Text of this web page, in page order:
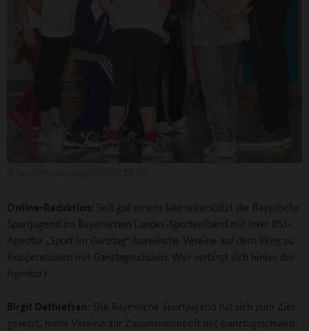
Online-Redaktion : Seit gut einem Jahr unterstützt die Bayerische
Sportjugend im Bayerischen Landes-Sportverband mit ihrer BSJ-
Agentur „Sport im Ganztag“ bayerische Vereine auf dem Weg zu
Kooperationen mit Ganztagsschulen. Wer verbirgt sich hinter der
Agentur?
Birgit Dethlefsen : Die Bayerische Sportjugend hat sich zum Ziel
gesetzt, mehr Vereine zur Zusammenarbeit mit Ganztagsschulen